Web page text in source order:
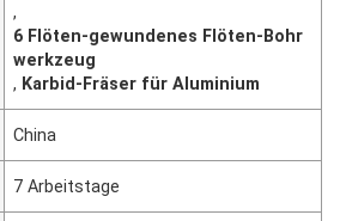
,
6 Flöten-gewundenes Flöten-Bohr
werkzeug
, Karbid-Fräser für Aluminium
China
7 Arbeitstage